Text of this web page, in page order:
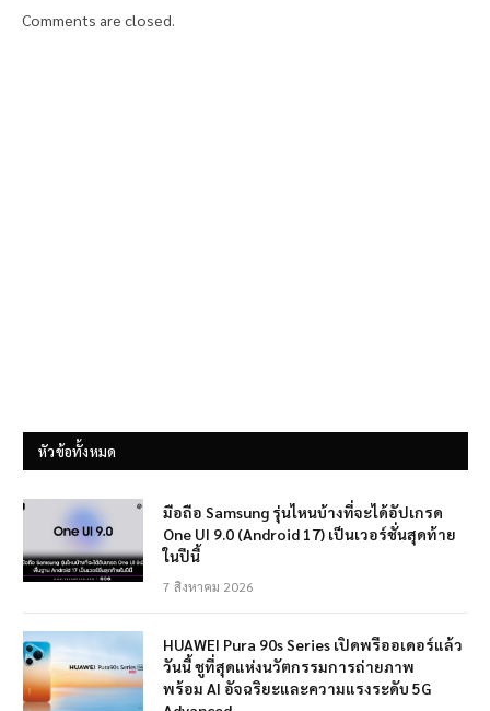
Comments are closed.
หัวข้อทั้งหมด
มือถือ Samsung รุ่นไหนบ้างที่จะได้อัปเกรด
One UI 9.0 (Android 17) เป็นเวอร์ชั่นสุดท้าย
ในปีนี้
7 สิงหาคม 2026
HUAWEI Pura 90s Series เปิดพรีออเดอร์แล้ว
วันนี้ ชูที่สุดแห่งนวัตกรรมการถ่ายภาพ
พร้อม AI อัจฉริยะและความแรงระดับ 5G